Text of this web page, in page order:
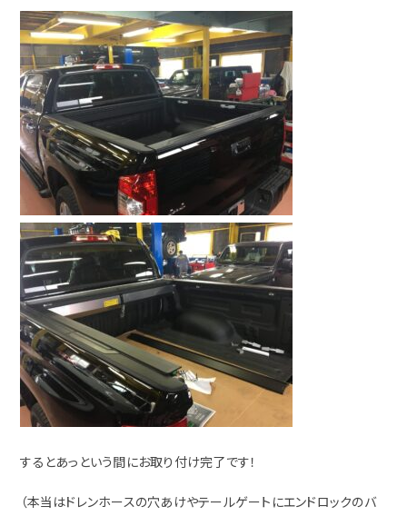
するとあっという間にお取り付け完了です！
（本当はドレンホースの穴あけやテールゲートにエンドロックのバ